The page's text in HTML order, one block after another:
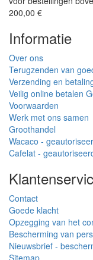
200,00 €
Informatie
Over ons
Terugzenden van
Verzending en
Veilig online betalen
Voorwaarden
Werk met ons samen
Groothandel
Wacaco -
Cafelat -
Contact
Goede klacht
Opzegging van het
Bescherming van
Nieuwsbrief -